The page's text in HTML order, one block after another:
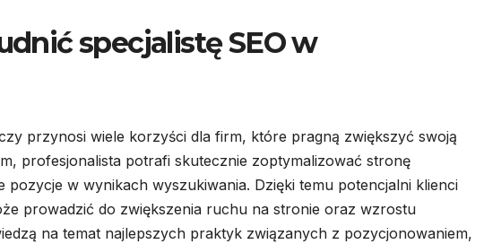
specjalistę SEO w
przynosi wiele korzyści dla firm, które pragną zwiększyć swoją
profesjonalista potrafi skutecznie zoptymalizować stronę
pozycje w wynikach wyszukiwania. Dzięki temu potencjalni klienci
prowadzić do zwiększenia ruchu na stronie oraz wzrostu
na temat najlepszych praktyk związanych z pozycjonowaniem,